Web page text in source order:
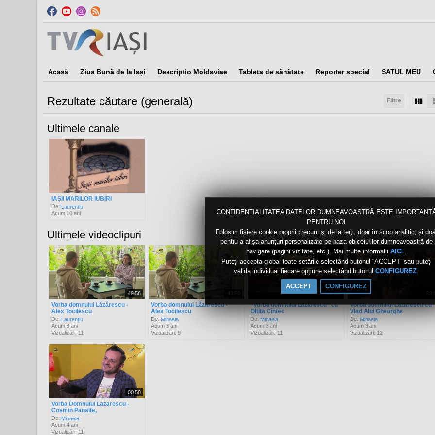
CONFIDENȚIALITATEA DATELOR DUMNEAVOASTRĂ ESTE
PENTRU NOI
Folosim fișiere cookie proprii precum și de la terți, doar în scop analitic, și
pentru a afișa anunțuri personalizate pe baza obiceiurilor dumneavoastră de
navigare (pagini vizitate, etc.). Mai multe informații AICI .
Puteți accepta global toate setările selectând butonul “ACCEPT” sau puteți
valida individual fiecare opțiune selectând butonul CONFIGUREZ
ACCEPT CONFIGUREZ
Acasă Ziua Bună de la Iași Descriptio Moldaviae Tableta de sănătate Reporter special SATUL MEU
Filtre
Rezultate căutare (generală)
Ultimele canale
IAȘII MARILOR IUBIRI
De: Laurentiu
Acum 10 ani
Ultimele videoclipuri
49:56
Vorba domnului Lăzărescu -
Alex Tocilescu
De: Laurenţiu
Acum 3 ani
Vizualizări: 11
Vorba domnului Lăzărescu -
Alex Tocilescu
De: Mihaela
Acum 3 ani
Vizualizări: 9
49:33
”Vorba domnului Lăzărescu” cu
Oltiţa Cîntec
De: Mihaela
Acum 3 ani
Vizualizări: 11
Vorba domnului Lazarescu cu
Vlad Alui Gheorghe
De: Mihaela
Acum 3 ani
Vizualizări: 12
00:50
Vorba Domnului Lazarescu -
Cosmin Panaite,
De: Mihaela
Acum 4 ani
Vizualizări: 11